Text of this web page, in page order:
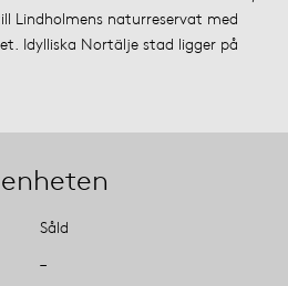
Lindholmens naturreservat med
Idylliska Nortälje stad ligger på
Såld
–